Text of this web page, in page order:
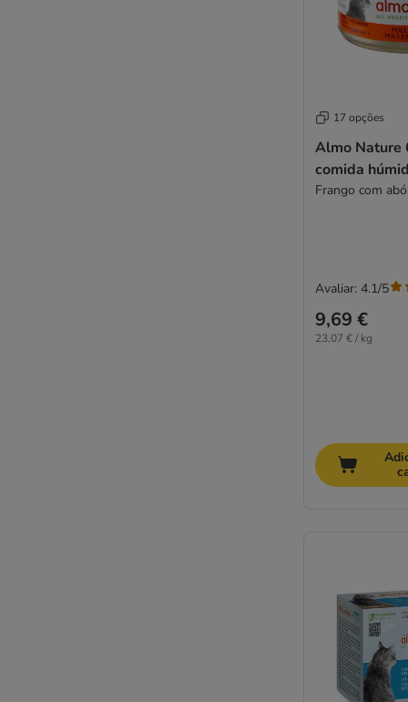
17 opções
Almo Nature
comida
Frango com
9,69 €
23,07 € / kg
Avaliar: 4.1/5